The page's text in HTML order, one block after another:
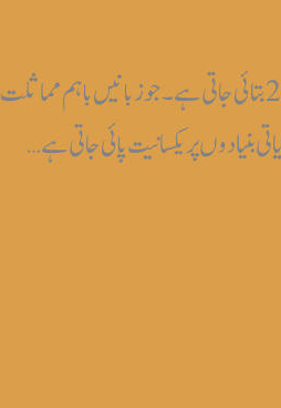
مشہور زبانوں کی تعداد قیاساً2796 بتائی جاتی ہے ۔جو زبانیں باہم مماثلت
بنیادوں پر یکسانیت پائی جاتی ہے…